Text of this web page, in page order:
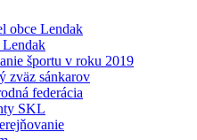
obce Lendak
Lendak
športu v roku 2019
zväz sánkarov
federácia
SKL